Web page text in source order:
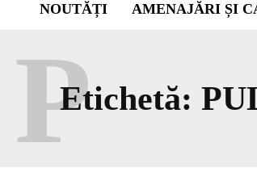
NOUTĂȚI AMENAJĂRI ȘI
Etichetă:
P